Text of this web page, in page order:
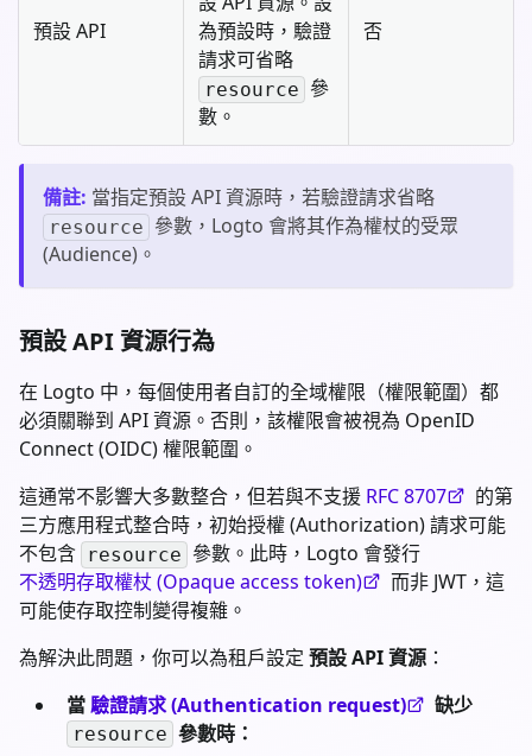
預設 API
為預設時，驗證
請求可省略
resource 參
數。
否
備註: 當指定預設 API 資源時，若驗證請求省略
resource 參數，Logto 會將其作為權杖的受眾
(Audience)。
預設 API 資源行為
在 Logto 中，每個使用者自訂的全域權限（權限範圍）都
必須關聯到 API 資源。否則，該權限會被視為 OpenID
Connect (OIDC) 權限範圍。
這通常不影響大多數整合，但若與不支援 RFC 8707
的第
三方應用程式整合時，初始授權 (Authorization) 請求可能
不包含 resource 參數。此時，Logto 會發行
不透明存取權杖 (Opaque access token)
而非 JWT，這
可能使存取控制變得複雜。
為解決此問題，你可以為租戶設定 預設 API 資源 ：
當驗證請求 (Authentication request) 缺少
resource 參數時：